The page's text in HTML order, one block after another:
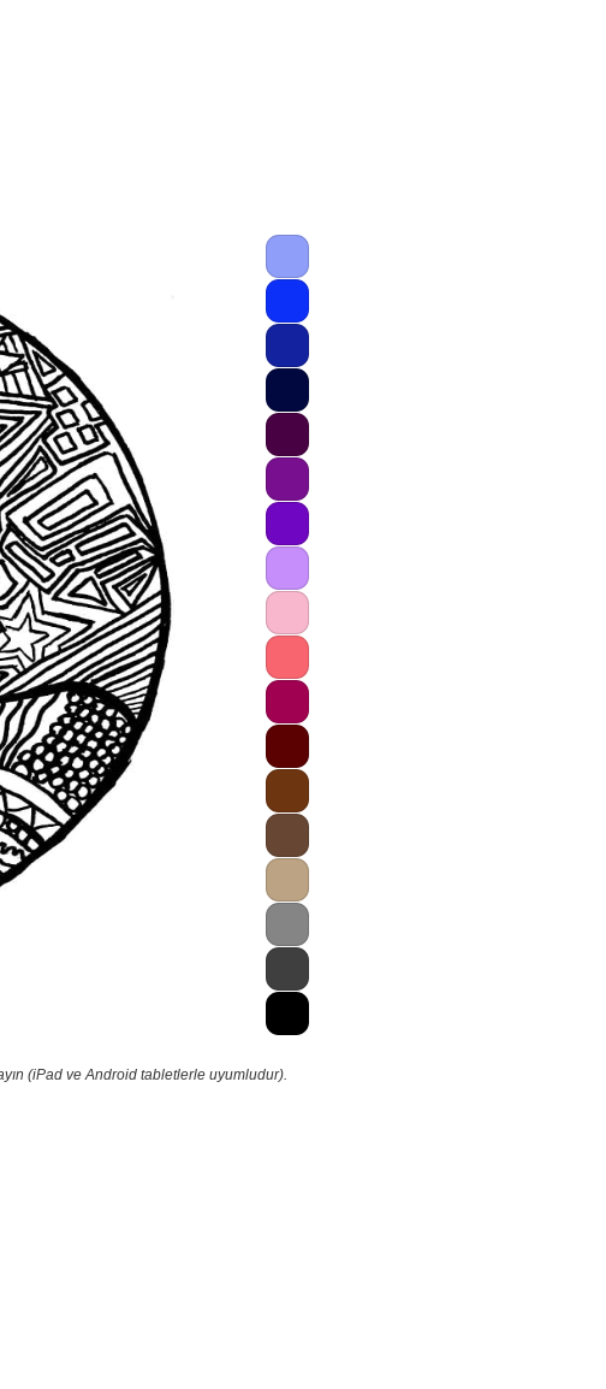
(iPad ve Android tabletlerle uyumludur).